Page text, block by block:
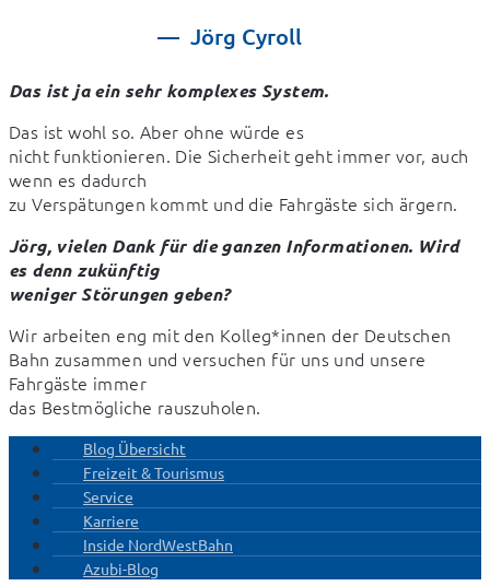
Jörg Cyroll
Das ist ja ein sehr komplexes System.
Das ist wohl so. Aber ohne würde es
nicht funktionieren. Die Sicherheit geht immer vor, auch
wenn es dadurch
zu Verspätungen kommt und die Fahrgäste sich ärgern.
Jörg, vielen Dank für die ganzen Informationen. Wird
es denn zukünftig
weniger Störungen geben?
Wir arbeiten eng mit den Kolleg*innen der Deutschen
Bahn zusammen und versuchen für uns und unsere
Fahrgäste immer
das Bestmögliche rauszuholen.
Blog Übersicht
Freizeit & Tourismus
Service
Karriere
Inside NordWestBahn
Azubi-Blog